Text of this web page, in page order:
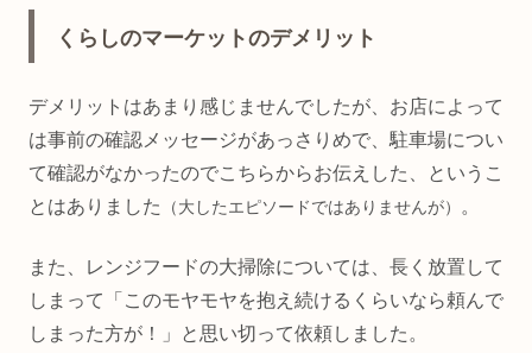
くらしのマーケットのデメリット
デメリットはあまり感じませんでしたが、お店によって
は事前の確認メッセージがあっさりめで、駐車場につい
て確認がなかったのでこちらからお伝えした、というこ
とはありました
（大したエピソードではありませんが） 。
また、レンジフードの大掃除については、長く放置して
しまって「このモヤモヤを抱え続けるくらいなら頼んで
しまった方が！」と思い切って依頼しました。